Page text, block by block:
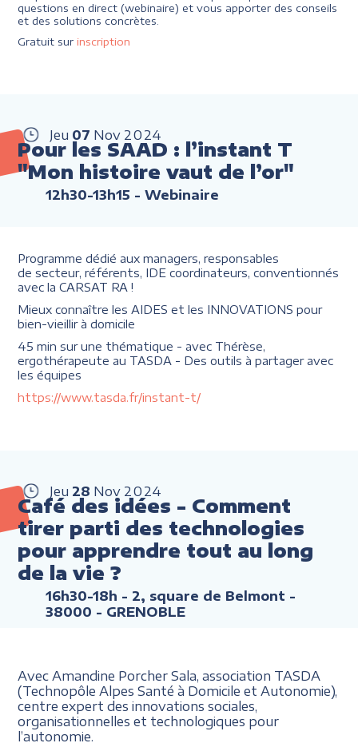
questions en direct (webinaire) et vous apporter des conseils
et des solutions concrètes.
Gratuit sur inscription
Jeu 07 Nov 2024
Pour les SAAD : l’instant T
"Mon histoire vaut de l’or"
12h30-13h15 - Webinaire
Programme dédié aux managers, responsables
de secteur, référents, IDE coordinateurs, conventionnés
avec la CARSAT RA !
Mieux connaître les AIDES et les INNOVATIONS pour
bien-vieillir à domicile
45 min sur une thématique - avec Thérèse,
ergothérapeute au TASDA - Des outils à partager avec
les équipes
https://www.tasda.fr/instant-t/
Jeu 28 Nov 2024
Café des idées - Comment
tirer parti des technologies
pour apprendre tout au long
de la vie ?
16h30-18h - 2, square de Belmont -
38000 - GRENOBLE
Avec Amandine Porcher Sala, association TASDA
(Technopôle Alpes Santé à Domicile et Autonomie),
centre expert des innovations sociales,
organisationnelles et technologiques pour
l’autonomie.